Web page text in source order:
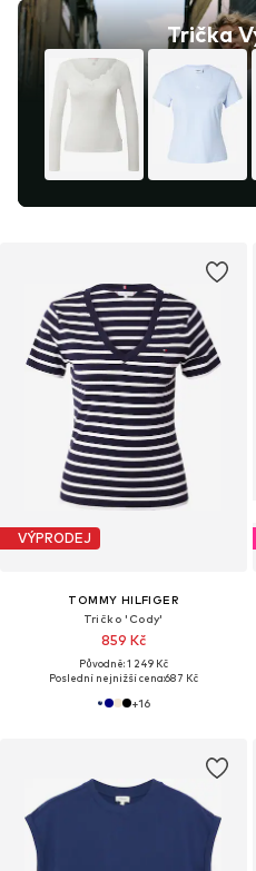
Trička
VÝPRODEJ
TOMMY HILFIGER
Tričko 'Cody'
859 Kč
Původně: 1 249 Kč
Poslední nejnižší cena:687 Kč
+16